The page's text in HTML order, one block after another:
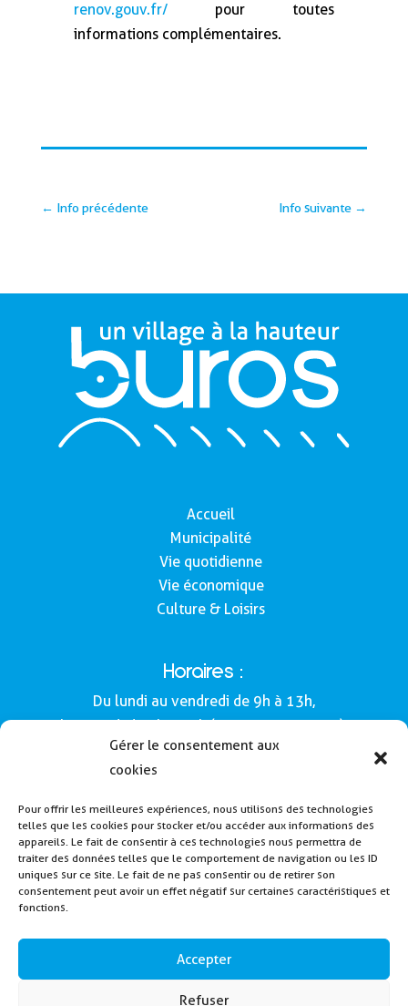
Gérer le consentement aux
cookies
Pour offrir les meilleures expériences, nous utilisons des technologies
telles que les cookies pour stocker et/ou accéder aux informations des
appareils. Le fait de consentir à ces technologies nous permettra de
traiter des données telles que le comportement de navigation ou les ID
uniques sur ce site. Le fait de ne pas consentir ou de retirer son
consentement peut avoir un effet négatif sur certaines caractéristiques et
fonctions.
Accepter
Refuser
renov.gouv.fr/ pour toutes
informations complémentaires.
← Info précédente Info suivante →
Accueil
Municipalité
Vie quotidienne
Vie économique
Culture & Loisirs
Horaires :
Du lundi au vendredi de 9h à 13h,
le samedi de 9h à 12h (Semaines impaires).
160, route de Morlàas
64160 - Buros
Tél : 05 59 62 54 49
Inscription alerte SMS
Contactez nous